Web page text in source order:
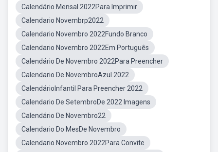
Calendário Mensal 2022Para Imprimir
Calendario Novembrp2022
Calendario Novembro 2022Fundo Branco
Calendario Novembro 2022Em Português
Calendário De Novembro 2022Para Preencher
Calendario De NovembroAzul 2022
CalendárioInfantil Para Preencher 2022
Calendario De SetembroDe 2022 Imagens
Calendário De Novembro22
Calendario Do MesDe Novembro
Calendario Novembro 2022Para Convite